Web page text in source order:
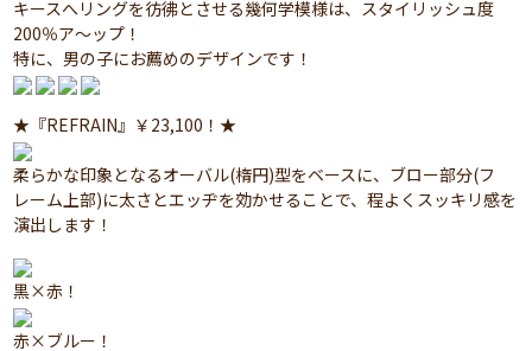
キースへリングを彷彿とさせる幾何学模様は、スタイリッシュ度
200％ア～ップ！
特に、男の子にお薦めのデザインです！
★『REFRAIN』￥23,100！★
柔らかな印象となるオーバル(楕円)型をベースに、ブロー部分(フ
レーム上部)に太さとエッヂを効かせることで、程よくスッキリ感を
演出します！
黒×赤！
赤×ブルー！